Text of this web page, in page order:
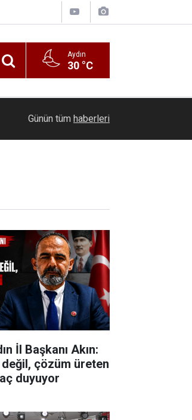
Aydın
30 °C
Ticari yatta yaralanan vatandaşa tıbbi tahliye
Günün tüm haberleri
İl Başkanı Akın:
çözüm üreten
duyuyor